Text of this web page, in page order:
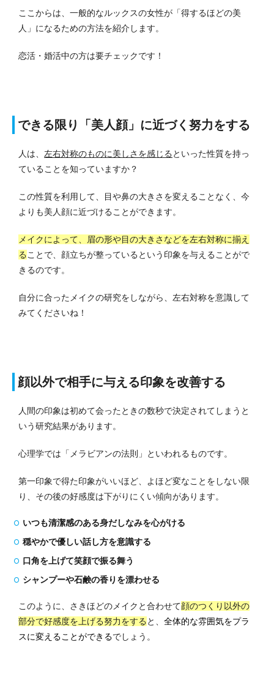
ここからは、一般的なルックスの女性が「得するほどの美
人」になるための方法を紹介します。
恋活・婚活中の方は要チェックです！
できる限り「美人顔」に近づく努力をする
人は、 左右対称のものに美しさを感じる といった性質を持っ
ていることを知っていますか？
この性質を利用して、目や鼻の大きさを変えることなく、今
よりも美人顔に近づけることができます。
メイクによって、眉の形や目の大きさなどを左右対称に揃え
る ことで、顔立ちが整っているという印象を与えることがで
きるのです。
自分に合ったメイクの研究をしながら、左右対称を意識して
みてくださいね！
顔以外で相手に与える印象を改善する
人間の印象は初めて会ったときの数秒で決定されてしまうと
いう研究結果があります。
心理学では「メラビアンの法則」といわれるものです。
第一印象で得た印象がいいほど、よほど変なことをしない限
り、その後の好感度は下がりにくい傾向があります。
いつも清潔感のある身だしなみを心がける
穏やかで優しい話し方を意識する
口角を上げて笑顔で振る舞う
シャンプーや石鹸の香りを漂わせる
このように、さきほどのメイクと合わせて顔のつくり以外の
部分で好感度を上げる努力をする と、 全体的な雰囲気をプラ
スに変えることができるでしょう。